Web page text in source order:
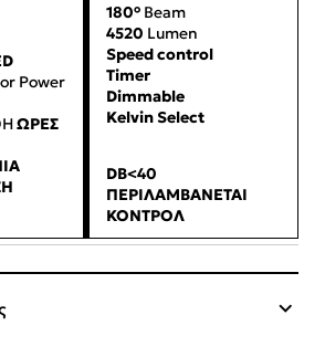
Power
ΩΡΕΣ
180° Beam
4520 Lumen
Speed control
Timer
Dimmable
Kelvin Select
DB<40
ΠΕΡΙΛΑΜΒΑΝΕΤΑΙ
ΚΟΝΤΡΟΛ